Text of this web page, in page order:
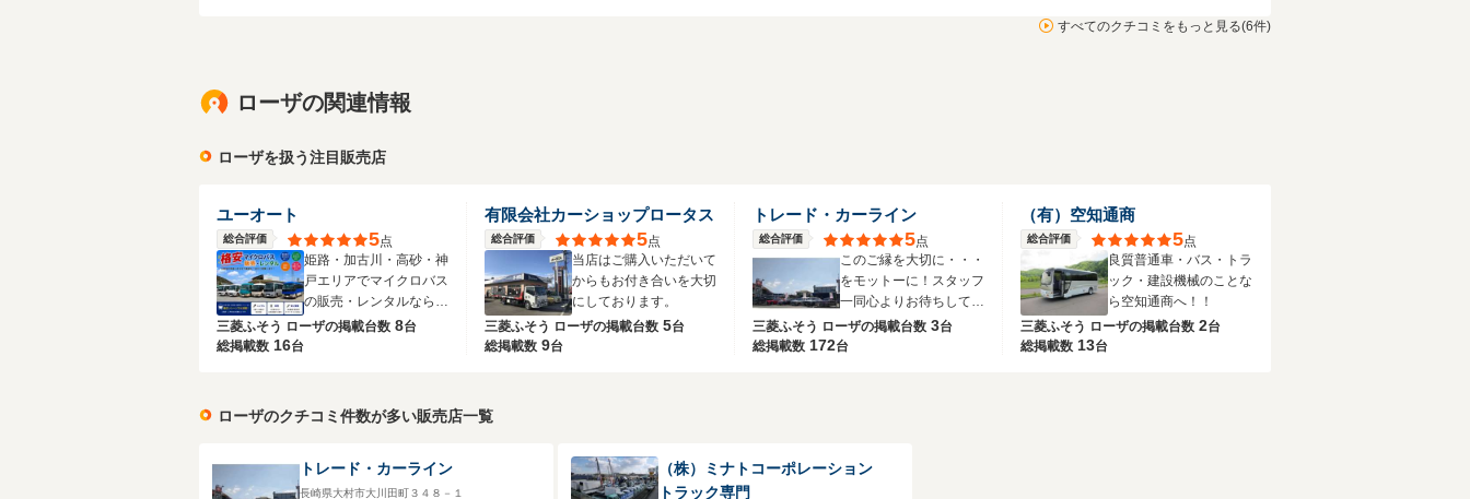
すべてのクチコミをもっと見る(6件)
ローザの関連情報
ローザを扱う注目販売店
ユーオート
総合評価 5点
姫路・加古川・高砂・神
戸エリアでマイクロバス
の販売・レンタルならユ
ーオートへ。
三菱ふそう ローザの掲載台数 8台
総掲載数 16台
有限会社カーショップロータス
総合評価 5点
当店はご購入いただいて
からもお付き合いを大切
にしております。
三菱ふそう ローザの掲載台数 5台
総掲載数 9台
トレード・カーライン
総合評価 5点
このご縁を大切に・・・
をモットーに！スタッフ
一同心よりお待ちしてお
ります！
三菱ふそう ローザの掲載台数 3台
総掲載数 172台
（有）空知通商
総合評価 5点
良質普通車・バス・トラ
ック・建設機械のことな
ら空知通商へ！！
三菱ふそう ローザの掲載台数 2台
総掲載数 13台
ローザのクチコミ件数が多い販売店一覧
トレード・カーライン
長崎県大村市大川田町３４８－１
（株）ミナトコーポレーション
トラック専門